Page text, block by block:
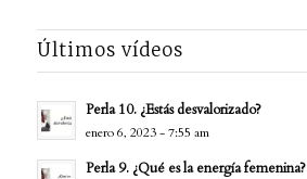
Últimos vídeos
Perla 10. ¿Estás desvalorizado?
enero 6, 2023 - 7:55 am
Perla 9. ¿Qué es la energía femenina?